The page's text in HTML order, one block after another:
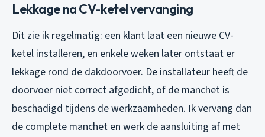
Lekkage na CV-ketel vervanging
Dit zie ik regelmatig: een klant laat een nieuwe CV-
ketel installeren, en enkele weken later ontstaat er
lekkage rond de dakdoorvoer. De installateur heeft de
doorvoer niet correct afgedicht, of de manchet is
beschadigd tijdens de werkzaamheden. Ik vervang dan
de complete manchet en werk de aansluiting af met